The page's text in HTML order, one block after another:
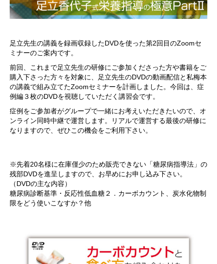
足立先生の講義を録画収録したDVDを使った第2回目のZoomセ
ミナーのご案内です。
前回、これまで足立先生の研修にご参加くださった方や書籍をご
購入下さった方々を対象に、足立先生のDVDの動画配信と私梅本
の講義で組み立てたZoomセミナーを計画しました。今回は、症
例編３枚のDVDを視聴していただく講習会です。
症例をご参加者がグループで一緒にお考えいただきたいので、オ
ンライン同時中継で運営します。リアルで運営する最後の研修に
なりますので、ぜひこの機会をご利用下さい。
※先着20名様に在庫僅少のため販売できない「糖尿病指導法」の
残部DVDを進呈しますので、お早めにお申し込み下さい。
（DVDの主な内容）
糖尿病診断基準・反応性低血糖２．カーボカウント、炭水化物制
限をどう使いこなすか？他